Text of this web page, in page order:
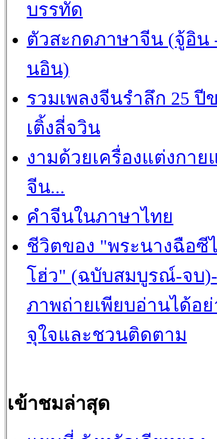
บรรทัด
ตัวสะกดภาษาจีน (จู้อิน
นอิน)
รวมเพลงจีนรำลึก 25 ปี
เติ้งลี่จวิน
งามด้วยเครื่องแต่งกาย
จีน...
คำจีนในภาษาไทย
ชีวิตของ "พระนางฉือซี
โฮ่ว" (ฉบับสมบูรณ์-จบ)-
ภาพถ่ายเพียบอ่านได้อย่
จุใจและชวนติดตาม
เข้าชมล่าสุด